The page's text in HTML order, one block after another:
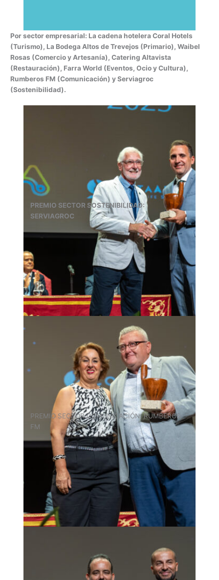
Por sector empresarial: La cadena hotelera Coral Hotels
(Turismo), La Bodega Altos de Trevejos (Primario), Waibel
Rosas (Comercio y Artesanía), Catering Altavista
(Restauración), Farra World (Eventos, Ocio y Cultura),
Rumberos FM (Comunicación) y Serviagroc
(Sostenibilidad).
PREMIO SECTOR SOSTENIBILIDAD:
SERVIAGROC
PREMIO SECTOR COMUNICACIÓN: RUMBEROS
FM